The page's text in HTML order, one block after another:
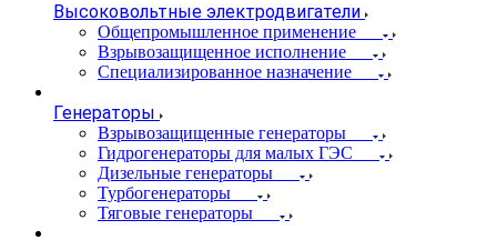
Высоковольтные электродвигатели
Общепромышленное применение
Взрывозащищенное исполнение
Специализированное назначение
Генераторы
Взрывозащищенные генераторы
Гидрогенераторы для малых ГЭС
Дизельные генераторы
Турбогенераторы
Тяговые генераторы